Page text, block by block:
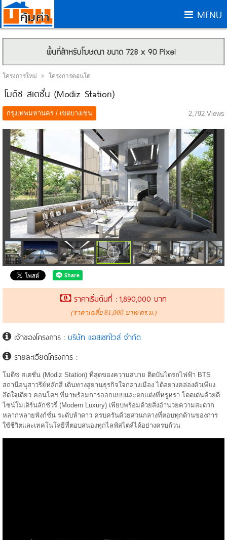
MENU
โครงการใหม่ โครงการคอนโด
โมดิซ สเตชั่น (Modiz Station)
กรุงเทพมหานคร / เขตบางเขน 2,792 Views
ราคาเริ่มต้นที่ : 1,890,000 บาท
(ราคาเฉลี่ย 81,000 บาท/ตร.ม.)
เจ้าของโครงการ : บริษัท แอสเซทไวส์ จำกัด
รายละเอียดโครงการ :
โมดิซ สเตชั่น (Modiz Station) ที่สุดของความสบาย ติดบันไดรถไฟฟ้า BTS
สถานีอนุสาวรีย์หลักสี่ เดินทางสู่ย่านธุรกิจใจกลางเมือง ได้อย่างคล่องตัวเพียง
อึดใจเดียว คอนโดฯ ที่มาพร้อมการออกแบบและตกแต่งที่หรูหรา โดดเด่นด้วยดี
ไซน์โมเดิร์นลักชัวรี่ (Modern Luxury) เพียบพร้อมด้วยสิ่งอำนวยความสะดวก
หลากหลายฟังก์ชั่น ระดับห้าดาว ครบครันด้วยส่วนกลางที่ตอบทุกด้านของการ
ใช้ชีวิตและเทคโนโลยีที่ตอบสนองทุกไลฟ์สไตล์ได้อย่างครบถ้วน